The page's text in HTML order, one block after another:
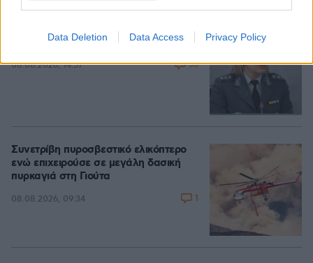
Data Deletion Data Access Privacy Policy
Προήχθη σε Αστυνόμο Α' η
Κωνσταντία Δημογλίδου
08.08.2026, 14:57 53
Συνετρίβη πυροσβεστικό ελικόπτερο
ενώ επιχειρούσε σε μεγάλη δασική
πυρκαγιά στη Γιούτα
08.08.2026, 09:34 1